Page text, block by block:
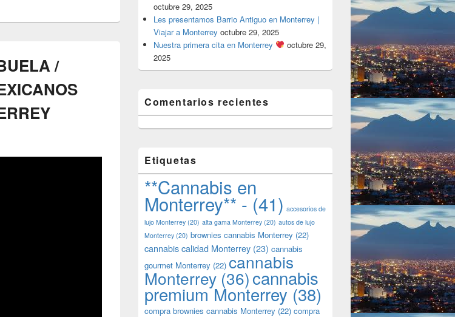
/
octubre 29, 2025
Les presentamos Barrio Antiguo en Monterrey |
Viajar a Monterrey octubre 29, 2025
Nuestra primera cita en Monterrey
octubre 29,
2025
Comentarios recientes
Etiquetas
**Cannabis en
Monterrey** - (41) accesorios de
lujo Monterrey (20) alta gama Monterrey (20) autos de lujo
Monterrey (20) brownies cannabis Monterrey (22)
cannabis calidad Monterrey (23) cannabis
gourmet Monterrey (22) cannabis
Monterrey (36)cannabis
premium Monterrey (38)
compra brownies cannabis Monterrey (22) compra